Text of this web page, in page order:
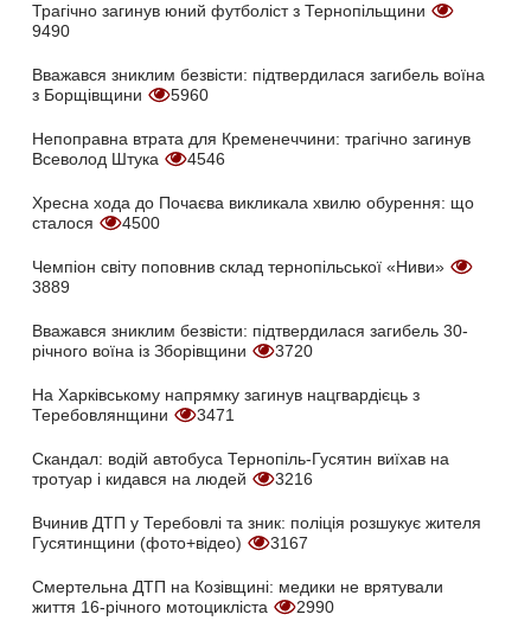
Трагічно загинув юний футболіст з Тернопільщини
9490
Вважався зниклим безвісти: підтвердилася загибель воїна
з Борщівщини
5960
Непоправна втрата для Кременеччини: трагічно загинув
Всеволод Штука
4546
Хресна хода до Почаєва викликала хвилю обурення: що
сталося
4500
Чемпіон світу поповнив склад тернопільської «Ниви»
3889
Вважався зниклим безвісти: підтвердилася загибель 30-
річного воїна із Зборівщини
3720
На Харківському напрямку загинув нацгвардієць з
Теребовлянщини
3471
Скандал: водій автобуса Тернопіль-Гусятин виїхав на
тротуар і кидався на людей
3216
Вчинив ДТП у Теребовлі та зник: поліція розшукує жителя
Гусятинщини (фото+відео)
3167
Смертельна ДТП на Козівщині: медики не врятували
життя 16-річного мотоцикліста
2990